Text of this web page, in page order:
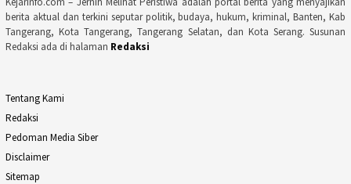
berita aktual dan terkini seputar politik, budaya, hukum, kriminal, Banten, Kab
Tangerang, Kota Tangerang, Tangerang Selatan, dan Kota Serang. Susunan
Redaksi ada di halaman Redaksi
Tentang Kami
Redaksi
Pedoman Media Siber
Disclaimer
Sitemap